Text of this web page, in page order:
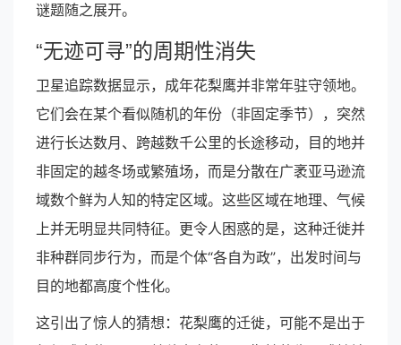
谜题随之展开。
“无迹可寻”的周期性消失
卫星追踪数据显示，成年花梨鹰并非常年驻守领地。
它们会在某个看似随机的年份（非固定季节），突然
进行长达数月、跨越数千公里的长途移动，目的地并
非固定的越冬场或繁殖场，而是分散在广袤亚马逊流
域数个鲜为人知的特定区域。这些区域在地理、气候
上并无明显共同特征。更令人困惑的是，这种迁徙并
非种群同步行为，而是个体“各自为政”，出发时间与
目的地都高度个性化。
这引出了惊人的猜想：花梨鹰的迁徙，可能不是出于